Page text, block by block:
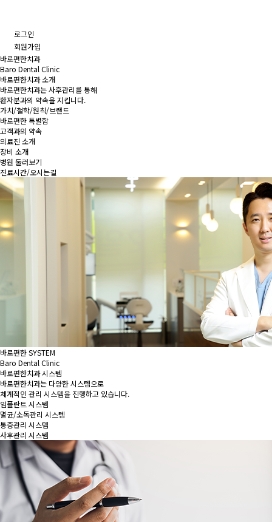
로그인
회원가입
바로편한치과
Baro Dental Clinic
바로편한치과 소개
바로편한치과는 사후관리를 통해
환자분과의 약속을 지킵니다.
가치/철학/원칙/브랜드
바로편한 특별함
고객과의 약속
의료진 소개
장비 소개
병원 둘러보기
진료시간/오시는길
바로편한 SYSTEM
Baro Dental Clinic
바로편한치과 시스템
바로편한치과는 다양한 시스템으로
체계적인 관리 시스템을 진행하고 있습니다.
임플란트 시스템
멸균/소독관리 시스템
통증관리 시스템
사후관리 시스템